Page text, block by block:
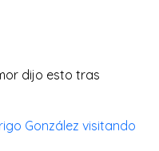
dijo esto tras
González visitando